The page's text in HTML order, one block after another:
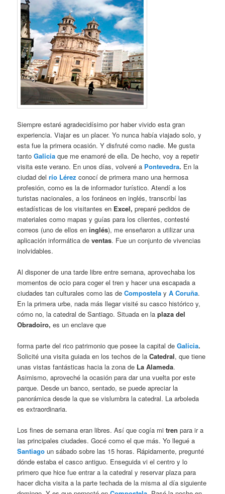
Siempre estaré agradecidísimo por haber vivido esta gran
experiencia. Viajar es un placer. Yo nunca había viajado solo, y
esta fue la primera ocasión. Y disfruté como nadie. Me gusta
tantoGalicia que me enamoré de ella. De hecho, voy a repetir
visita este verano. En unos días, volveré a Pontevedra. En la
ciudad delrío Lérez conocí de primera mano una hermosa
profesión, como es la de informador turístico. Atendí a los
turistas nacionales, a los foráneos en inglés, transcribí las
estadísticas de los visitantes en Excel, preparé pedidos de
materiales como mapas y guías para los clientes, contesté
correos (uno de ellos eninglés), me enseñaron a utilizar una
aplicación informática deventas. Fue un conjunto de vivencias
inolvidables.
Al disponer de una tarde libre entre semana, aprovechaba los
momentos de ocio para coger el tren y hacer una escapada a
ciudades tan culturales como las deCompostelayA Coruña.
En la primera urbe, nada más llegar visité su casco histórico y,
cómo no, la catedral de Santiago. Situada en laplaza del
Obradoiro, es un enclave que
forma parte del rico patrimonio que posee la capital deGalicia.
Solicité una visita guiada en los techos de laCatedral, que tiene
unas vistas fantásticas hacia la zona de La Alameda.
Asimismo, aproveché la ocasión para dar una vuelta por este
parque. Desde un banco, sentado, se puede apreciar la
panorámica desde la que se vislumbra la catedral. La arboleda
es extraordinaria.
Los fines de semana eran libres. Así que cogía mitren para ir a
las principales ciudades. Gocé como el que más. Yo llegué a
Santiagoun sábado sobre las 15 horas. Rápidamente, pregunté
dónde estaba el casco antiguo. Enseguida vi el centro y lo
primero que hice fue entrar a la catedral y reservar plaza para
hacer dicha visita a la parte techada de la misma al día siguiente